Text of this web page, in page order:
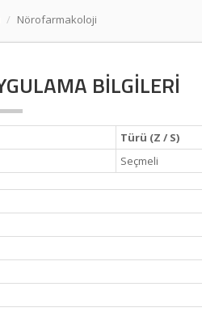
Nörofarmakoloji
BİLGİLERİ
Türü (Z / S)
Seçmeli